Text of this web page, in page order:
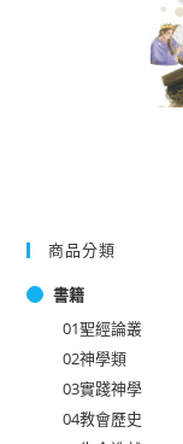
商品分類
書籍
01聖經論叢
02神學類
03實踐神學
04教會歷史